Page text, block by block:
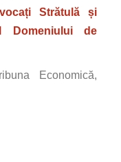
Strătulă și
Domeniului de
Economică,